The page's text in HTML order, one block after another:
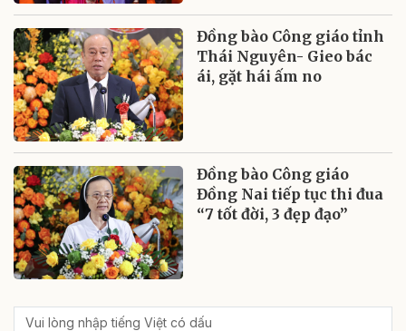
Đồng bào Công giáo tỉnh
Thái Nguyên- Gieo bác
ái, gặt hái ấm no
Đồng bào Công giáo
Đồng Nai tiếp tục thi đua
“7 tốt đời, 3 đẹp đạo”